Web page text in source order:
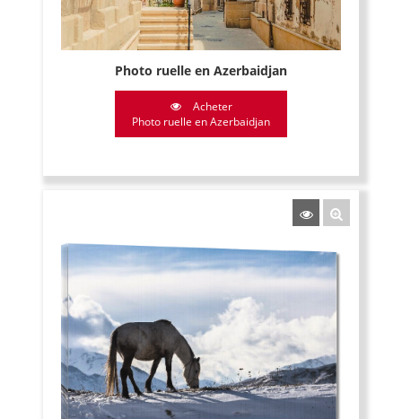
Photo ruelle en Azerbaidjan
Acheter
Photo ruelle en Azerbaidjan